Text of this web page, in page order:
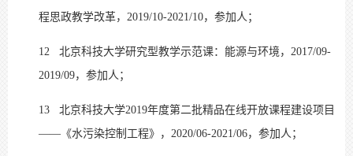
程思政教学改革，2019/10-2021/10，参加人；
12
北京科技大学研究型教学示范课：能源与环境，2017/09-
2019/09，参加人；
13
北京科技大学2019年度第二批精品在线开放课程建设项目
——《水污染控制工程》，2020/06-2021/06，参加人；